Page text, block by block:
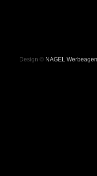
Design © NAGEL